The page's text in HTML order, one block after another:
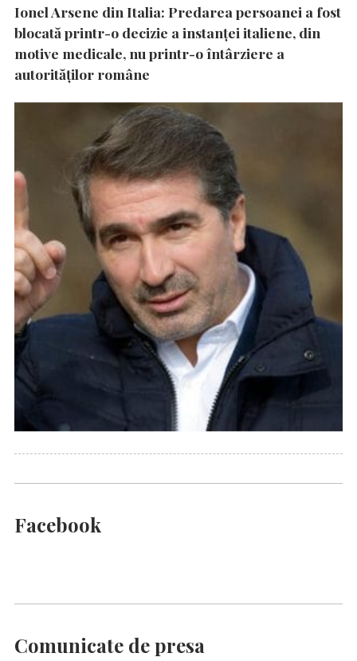
Ionel Arsene din Italia: Predarea persoanei a fost
blocată printr-o decizie a instanţei italiene, din
motive medicale, nu printr-o întârziere a
autorităţilor române
Facebook
Comunicate de presa